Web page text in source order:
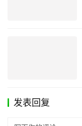
发表回复